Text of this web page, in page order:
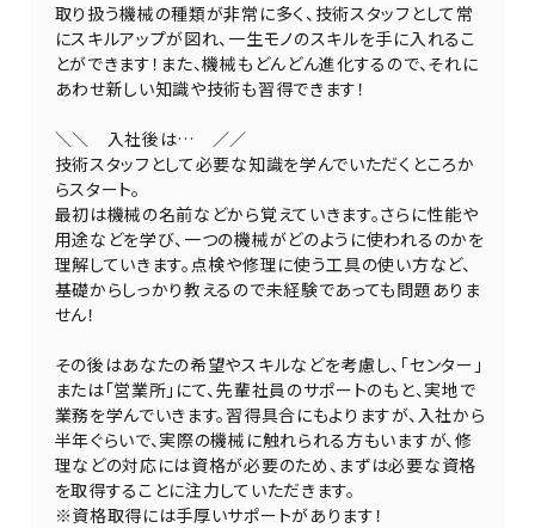
取り扱う機械の種類が非常に多く、技術スタッフとして常
にスキルアップが図れ、一生モノのスキルを手に入れるこ
とができます！また、機械もどんどん進化するので、それに
あわせ新しい知識や技術も習得できます！
＼＼ 入社後は… ／／
技術スタッフとして必要な知識を学んでいただくところか
らスタート。
最初は機械の名前などから覚えていきます。さらに性能や
用途などを学び、一つの機械がどのように使われるのかを
理解していきます。点検や修理に使う工具の使い方など、
基礎からしっかり教えるので未経験であっても問題ありま
せん！
その後はあなたの希望やスキルなどを考慮し、「センター」
または「営業所」にて、先輩社員のサポートのもと、実地で
業務を学んでいきます。習得具合にもよりますが、入社から
半年ぐらいで、実際の機械に触れられる方もいますが、修
理などの対応には資格が必要のため、まずは必要な資格
を取得することに注力していただきます。
※資格取得には手厚いサポートがあります！